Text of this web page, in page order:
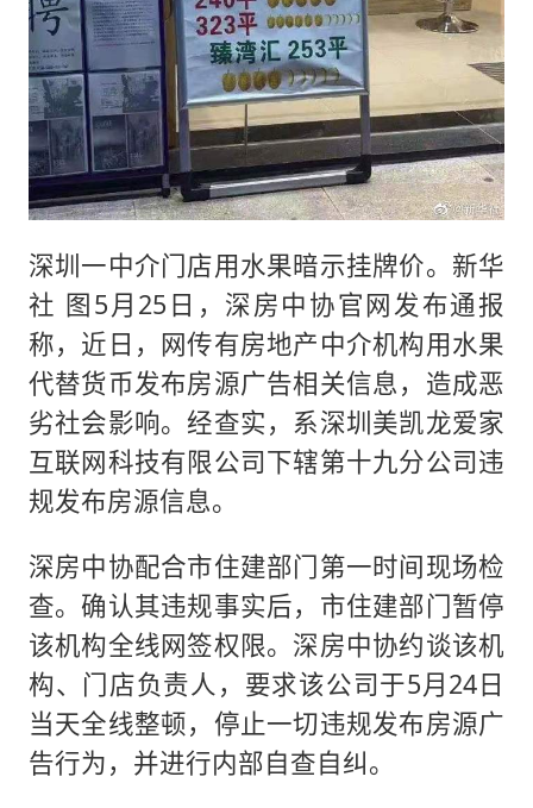
深圳一中介门店用水果暗示挂牌价。新华
社 图5月25日，深房中协官网发布通报
称，近日，网传有房地产中介机构用水果
代替货币发布房源广告相关信息，造成恶
劣社会影响。经查实，系深圳美凯龙爱家
互联网科技有限公司下辖第十九分公司违
规发布房源信息。
深房中协配合市住建部门第一时间现场检
查。确认其违规事实后，市住建部门暂停
该机构全线网签权限。深房中协约谈该机
构、门店负责人，要求该公司于5月24日
当天全线整顿，停止一切违规发布房源广
告行为，并进行内部自查自纠。